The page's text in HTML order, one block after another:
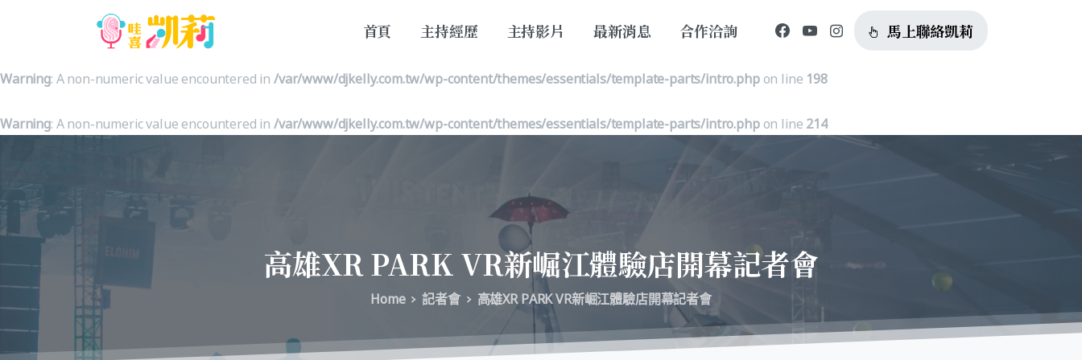
首頁 主持經歷 主持影片 最新消息 合作洽詢 馬上聯絡凱莉
: A non-numeric value encountered in /var/www/djkelly.com.tw/wp-content/themes/essentials/template-parts/intro.php on line185
Warning: A non-numeric value encountered in /var/www/djkelly.com.tw/wp-content/themes/essentials/template-parts/intro.phpon line 198
Warning: A non-numeric value encountered in /var/www/djkelly.com.tw/wp-content/themes/essentials/template-parts/intro.phpon line 214
高雄XRPARKVR新崛江體驗店開幕記者會
Home 記者會 高雄XR PARK VR新崛江體驗店開幕記者會